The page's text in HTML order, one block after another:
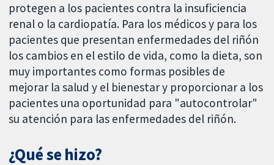
protegen a los pacientes contra la insuficiencia
renal o la cardiopatía. Para los médicos y para los
pacientes que presentan enfermedades del riñón
los cambios en el estilo de vida, como la dieta, son
muy importantes como formas posibles de
mejorar la salud y el bienestar y proporcionar a los
pacientes una oportunidad para "autocontrolar"
su atención para las enfermedades del riñón.
¿Qué se hizo?